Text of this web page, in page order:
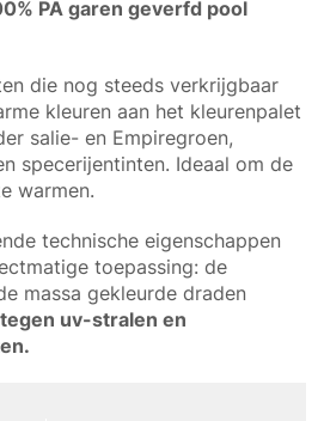
PA garen geverfd pool
die nog steeds verkrijgbaar
kleuren aan het kleurenpalet
salie- en Empiregroen,
specerijentinten. Ideaal om de
warmen.
technische eigenschappen
toepassing: de
massa gekleurde draden
uv-stralen en